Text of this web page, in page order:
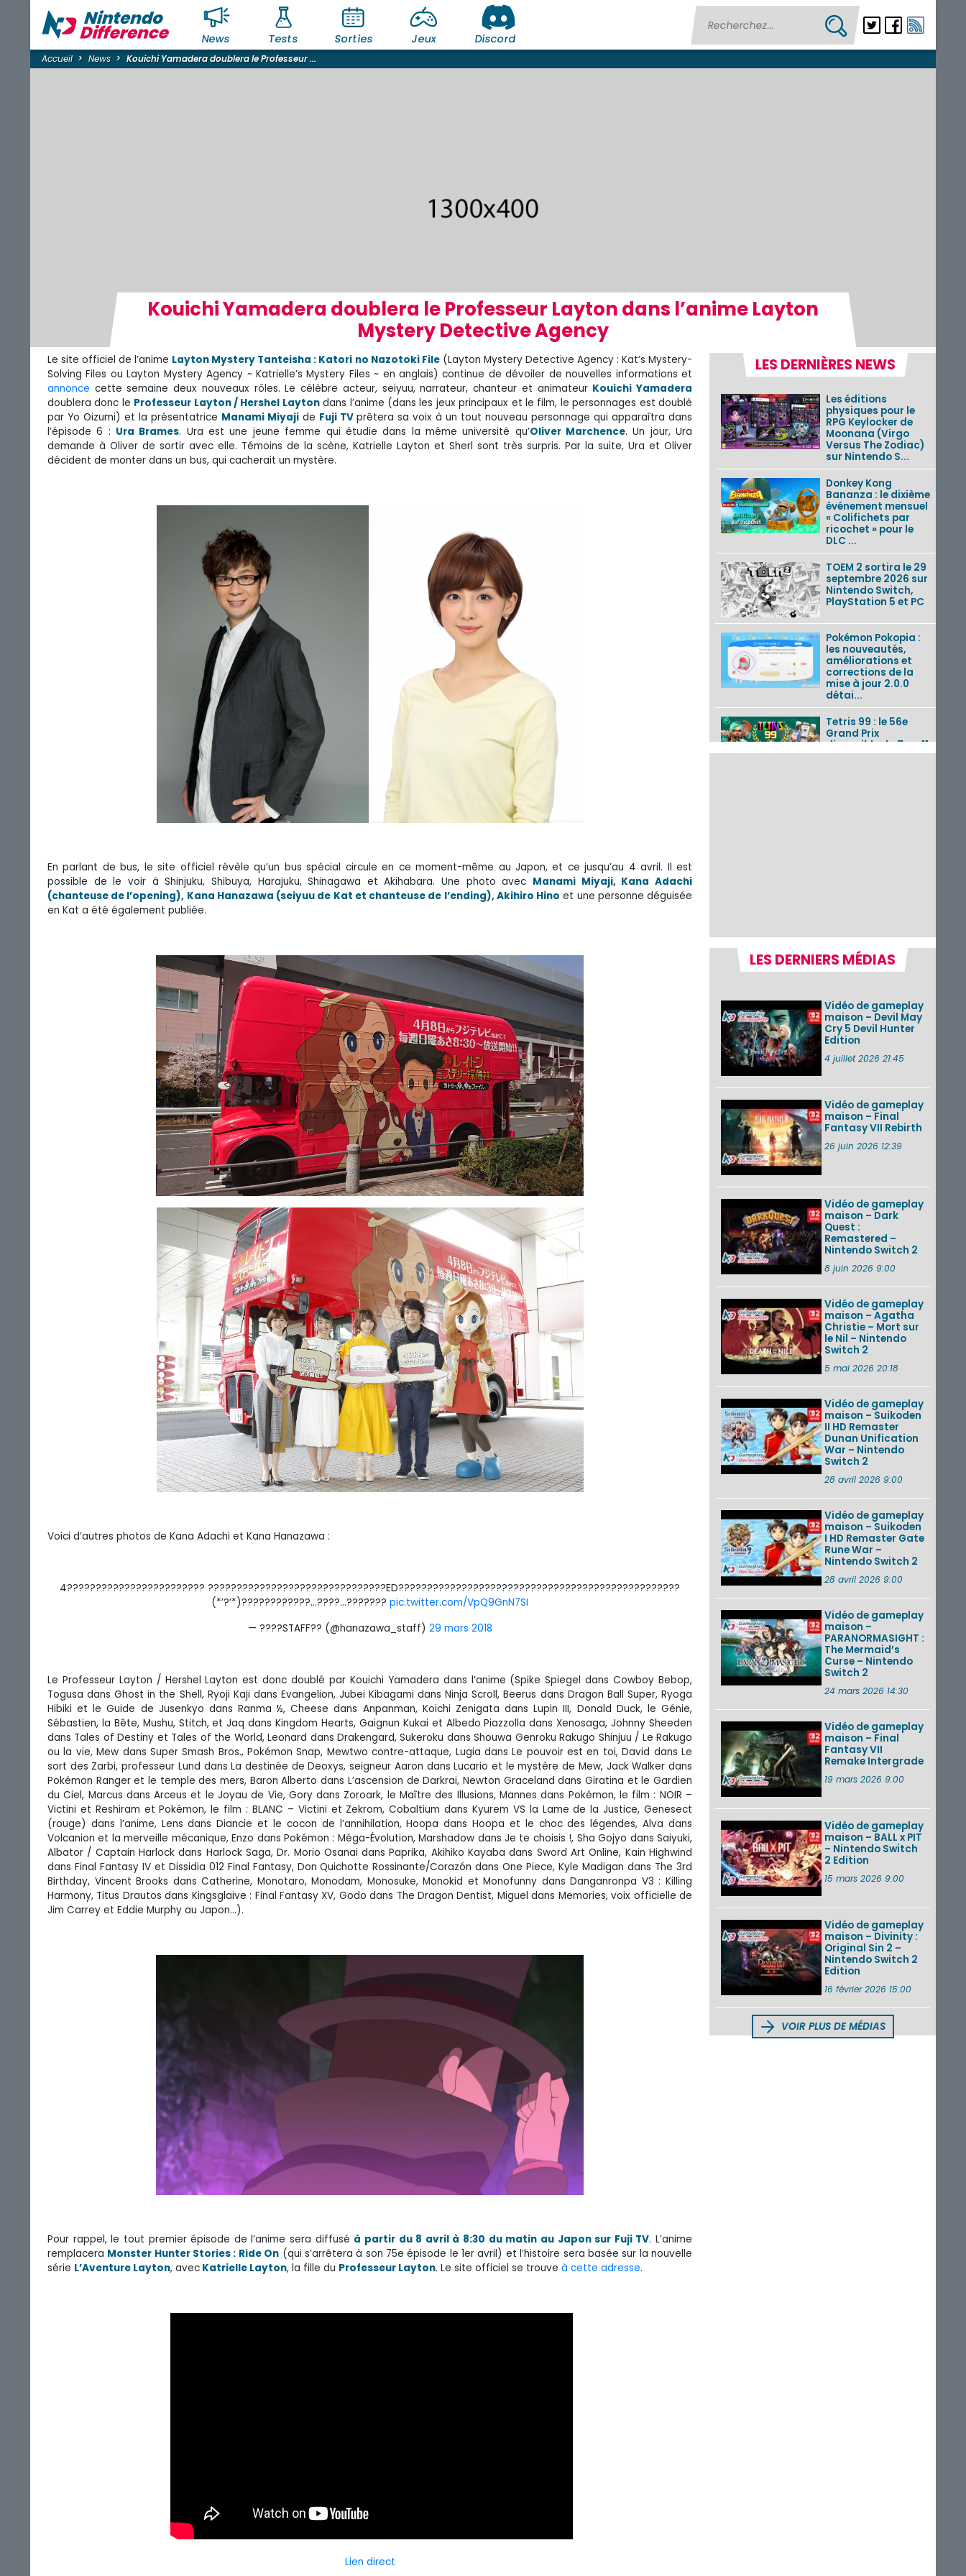
News Tests Sorties Jeux Discord
Accueil News Kouichi Yamadera doublera le Professeur ...
Kouichi Yamadera doublera le Professeur Layton dans l’anime Layton
Mystery Detective Agency
Le site officiel de l’anime Layton Mystery Tanteisha : Katori no Nazotoki File(Layton Mystery Detective Agency : Kat’s Mystery-
Solving Files ou Layton Mystery Agency ~ Katrielle’s Mystery Files ~ en anglais) continue de dévoiler de nouvelles informations et
annonce cette semaine deux nouveaux rôles. Le célèbre acteur, seiyuu, narrateur, chanteur et animateur Kouichi Yamadera
doublera donc le Professeur Layton / Hershel Laytondans l’anime (dans les jeux principaux et le film, le personnages est doublé
par Yo Oizumi) et la présentatrice Manami Miyajide Fuji TVprêtera sa voix à un tout nouveau personnage qui apparaîtra dans
l’épisode 6 : Ura Brames. Ura est une jeune femme qui étudie dans la même université qu’Oliver Marchence. Un jour, Ura
demande à Oliver de sortir avec elle. Témoins de la scène, Katrielle Layton et Sherl sont très surpris. Par la suite, Ura et Oliver
décident de monter dans un bus, qui cacherait un mystère.
En parlant de bus, le site officiel révèle qu’un bus spécial circule en ce moment-même au Japon, et ce jusqu’au 4 avril. Il est
possible de le voir à Shinjuku, Shibuya, Harajuku, Shinagawa et Akihabara. Une photo avec Manami Miyaji, Kana Adachi
(chanteuse de l’opening), Kana Hanazawa (seiyuu de Kat et chanteuse de l’ending), Akihiro Hino et une personne déguisée
en Kat a été également publiée.
Voici d’autres photos de Kana Adachi et Kana Hanazawa :
4???????????????????????? ???????????????????????????????ED?????????????????????????????????????????????????
(*’?’*)????????????…????…??????? pic.twitter.com/VpQ9GnN7SI
— ????STAFF?? (@hanazawa_staff) 29 mars 2018
Le Professeur Layton / Hershel Layton est donc doublé par Kouichi Yamadera dans l’anime (Spike Spiegel dans Cowboy Bebop,
Togusa dans Ghost in the Shell, Ryoji Kaji dans Evangelion, Jubei Kibagami dans Ninja Scroll, Beerus dans Dragon Ball Super, Ryoga
Hibiki et le Guide de Jusenkyo dans Ranma ½, Cheese dans Anpanman, Koichi Zenigata dans Lupin III, Donald Duck, le Génie,
Sébastien, la Bête, Mushu, Stitch, et Jaq dans Kingdom Hearts, Gaignun Kukai et Albedo Piazzolla dans Xenosaga, Johnny Sheeden
dans Tales of Destiny et Tales of the World, Leonard dans Drakengard, Sukeroku dans Shouwa Genroku Rakugo Shinjuu / Le Rakugo
ou la vie, Mew dans Super Smash Bros., Pokémon Snap, Mewtwo contre-attaque, Lugia dans Le pouvoir est en toi, David dans Le
sort des Zarbi, professeur Lund dans La destinée de Deoxys, seigneur Aaron dans Lucario et le mystère de Mew, Jack Walker dans
Pokémon Ranger et le temple des mers, Baron Alberto dans L’ascension de Darkrai, Newton Graceland dans Giratina et le Gardien
du Ciel, Marcus dans Arceus et le Joyau de Vie, Gory dans Zoroark, le Maître des Illusions, Mannes dans Pokémon, le film : NOIR –
Victini et Reshiram et Pokémon, le film : BLANC – Victini et Zekrom, Cobaltium dans Kyurem VS la Lame de la Justice, Genesect
(rouge) dans l’anime, Lens dans Diancie et le cocon de l’annihilation, Hoopa dans Hoopa et le choc des légendes, Alva dans
Volcanion et la merveille mécanique, Enzo dans Pokémon : Méga-Évolution, Marshadow dans Je te choisis !, Sha Gojyo dans Saiyuki,
Albator / Captain Harlock dans Harlock Saga, Dr. Morio Osanai dans Paprika, Akihiko Kayaba dans Sword Art Online, Kain Highwind
dans Final Fantasy IV et Dissidia 012 Final Fantasy, Don Quichotte Rossinante/Corazón dans One Piece, Kyle Madigan dans The 3rd
Birthday, Vincent Brooks dans Catherine, Monotaro, Monodam, Monosuke, Monokid et Monofunny dans Danganronpa V3 : Killing
Harmony, Titus Drautos dans Kingsglaive : Final Fantasy XV, Godo dans The Dragon Dentist, Miguel dans Memories, voix officielle de
Jim Carrey et Eddie Murphy au Japon…).
Pour rappel, le tout premier épisode de l’anime sera diffusé à partir du 8 avril à 8:30 du matin au Japon sur Fuji TV. L’anime
remplacera Monster Hunter Stories : Ride On (qui s’arrêtera à son 75e épisode le 1er avril) et l’histoire sera basée sur la nouvelle
série L’Aventure Layton, avec Katrielle Layton, la fille du Professeur Layton. Le site officiel se trouve à cette adresse.
Lien direct
LES DERNIÈRES NEWS
Les éditions
physiques pour le
RPG Keylocker de
Moonana (Virgo
Versus The Zodiac)
sur Nintendo S...
Donkey Kong
Bananza : le dixième
événement mensuel
« Colifichets par
ricochet » pour le
DLC ...
TOEM 2 sortira le 29
septembre 2026 sur
Nintendo Switch,
PlayStation 5 et PC
Pokémon Pokopia :
les nouveautés,
améliorations et
corrections de la
mise à jour 2.0.0
détai...
Tetris 99 : le 56e
Grand Prix
disponible du 7 au 11
août 2026 avec un
des séquences de
game...
Pokémon GO : les
Un Fire Emblem :
Fortune’s Weave
Direct d’environ 20
août 2026...
Les sorties eShop de
la semaine 31 de
2026 (Xenoblade
Chronicles 2 –
VOIR PLUS DE NEWS
LES DERNIERS MÉDIAS
Vidéo de gameplay
maison – Devil May
Cry 5 Devil Hunter
Edition
4 juillet 2026 21:45
Vidéo de gameplay
maison – Final
Fantasy VII Rebirth
26 juin 2026 12:39
Vidéo de gameplay
maison – Dark
Quest :
Remastered –
Nintendo Switch 2
8 juin 2026 9:00
Vidéo de gameplay
maison – Agatha
Christie – Mort sur
le Nil – Nintendo
Switch 2
5 mai 2026 20:18
Vidéo de gameplay
maison – Suikoden
II HD Remaster
Dunan Unification
War – Nintendo
Switch 2
28 avril 2026 9:00
Vidéo de gameplay
maison – Suikoden
I HD Remaster Gate
Rune War –
Nintendo Switch 2
28 avril 2026 9:00
Vidéo de gameplay
maison –
PARANORMASIGHT :
The Mermaid’s
Curse – Nintendo
Switch 2
24 mars 2026 14:30
Vidéo de gameplay
maison – Final
Fantasy VII
Remake Intergrade
19 mars 2026 9:00
Vidéo de gameplay
maison – BALL x PIT
– Nintendo Switch
2 Edition
15 mars 2026 9:00
Vidéo de gameplay
maison – Divinity :
Original Sin 2 –
Nintendo Switch 2
Edition
16 février 2026 15:00
VOIR PLUS DE MÉDIAS